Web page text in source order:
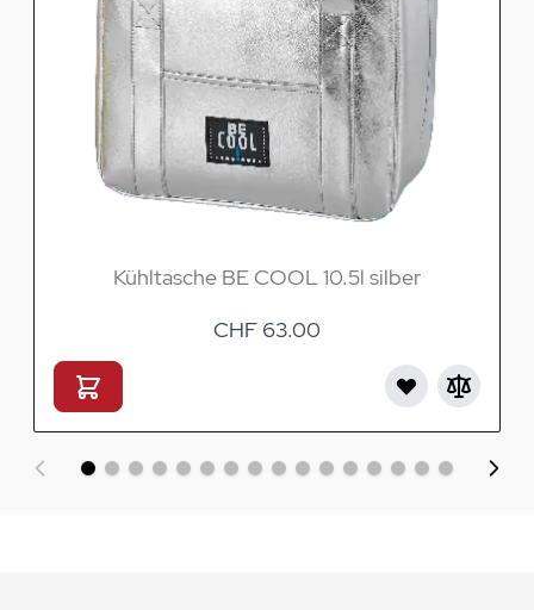
Kühltasche BE COOL 10.5l silber
CHF 63.00